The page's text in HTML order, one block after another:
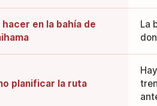
hacer en la bahía de
La
planificar la ruta